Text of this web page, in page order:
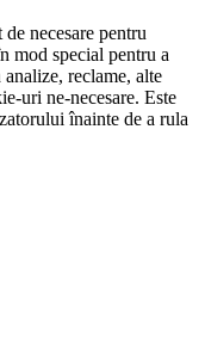
necesare pentru
mod special pentru a
reclame, alte
uri ne-necesare. Este
înainte de a rula